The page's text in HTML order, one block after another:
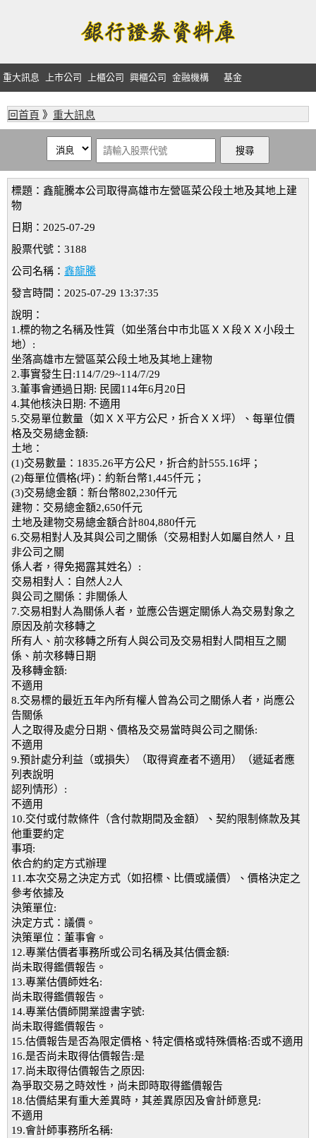
重大訊息 上市公司 上櫃公司 興櫃公司 金融機構 基金
回首頁 》 重大訊息
標題：鑫龍騰本公司取得高雄市左營區菜公段土地及其地上建
物
日期：2025-07-29
股票代號：3188
公司名稱： 鑫龍騰
發言時間：2025-07-29 13:37:35
說明：
1.標的物之名稱及性質（如坐落台中市北區ＸＸ段ＸＸ小段土
地）:
坐落高雄市左營區菜公段土地及其地上建物
2.事實發生日:114/7/29~114/7/29
3.董事會通過日期: 民國114年6月20日
4.其他核決日期: 不適用
5.交易單位數量（如ＸＸ平方公尺，折合ＸＸ坪）、每單位價
格及交易總金額:
土地：
(1)交易數量：1835.26平方公尺，折合約計555.16坪；
(2)每單位價格(坪)：約新台幣1,445仟元；
(3)交易總金額：新台幣802,230仟元
建物：交易總金額2,650仟元
土地及建物交易總金額合計804,880仟元
6.交易相對人及其與公司之關係（交易相對人如屬自然人，且
非公司之關
係人者，得免揭露其姓名）:
交易相對人：自然人2人
與公司之關係：非關係人
7.交易相對人為關係人者，並應公告選定關係人為交易對象之
原因及前次移轉之
所有人、前次移轉之所有人與公司及交易相對人間相互之關
係、前次移轉日期
及移轉金額:
不適用
8.交易標的最近五年內所有權人曾為公司之關係人者，尚應公
告關係
人之取得及處分日期、價格及交易當時與公司之關係:
不適用
9.預計處分利益（或損失）（取得資產者不適用）（遞延者應
列表說明
認列情形）:
不適用
10.交付或付款條件（含付款期間及金額）、契約限制條款及其
他重要約定
事項:
依合約約定方式辦理
11.本次交易之決定方式（如招標、比價或議價）、價格決定之
參考依據及
決策單位:
決定方式：議價。
決策單位：董事會。
12.專業估價者事務所或公司名稱及其估價金額:
尚未取得鑑價報告。
13.專業估價師姓名:
尚未取得鑑價報告。
14.專業估價師開業證書字號:
尚未取得鑑價報告。
15.估價報告是否為限定價格、特定價格或特殊價格:否或不適用
16.是否尚未取得估價報告:是
17.尚未取得估價報告之原因:
為爭取交易之時效性，尚未即時取得鑑價報告
18.估價結果有重大差異時，其差異原因及會計師意見:
不適用
19.會計師事務所名稱: